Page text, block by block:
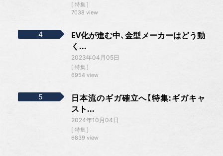
特集
7038 view
EV化が進む中、金型メーカーはどう動
く...
2023年04月05日
特集
6954 view
日本流のギガ確立へ【特集:ギガキャ
スト...
2024年10月04日
特集
6839 view